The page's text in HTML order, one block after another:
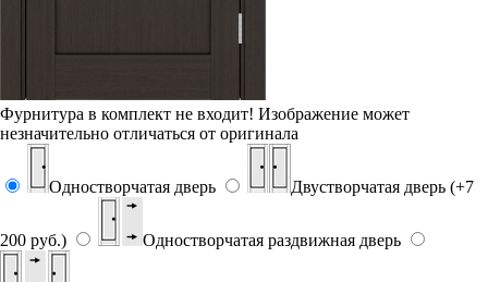
Фурнитура в комплект не входит! Изображение может
незначительно отличаться от оригинала
Одностворчатая дверь Двустворчатая дверь (+7
200 руб.) Одностворчатая раздвижная дверь